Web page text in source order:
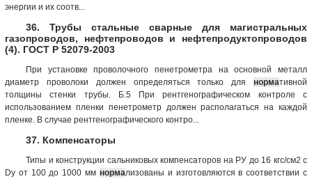
энергии и их соотв...
36. Трубы стальные сварные для магистральных
газопроводов, нефтепроводов и нефтепродуктопроводов
(4). ГОСТ Р 52079-2003
При установке проволочного пенетрометра на основной металл
диаметр проволоки должен определяться только для нормативной
толщины стенки трубы. Б.5 При рентгенографическом контроле с
использованием пленки пенетрометр должен располагаться на каждой
пленке. В случае рентгенографического контро...
37. Компенсаторы
Типы и конструкции сальниковых компенсаторов на РУ до 16 кгс/см2 с
Dy от 100 до 1000 мм нормализованы и изготовляются в соответствии с